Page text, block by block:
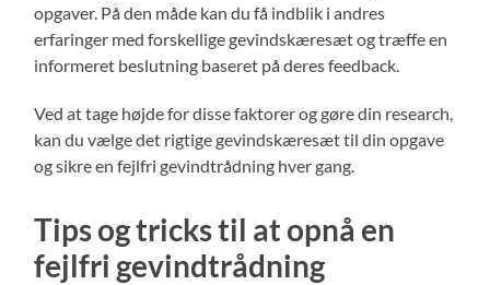
opgaver. På den måde kan du få indblik i andres
erfaringer med forskellige gevindskæresæt og træffe en
informeret beslutning baseret på deres feedback.
Ved at tage højde for disse faktorer og gøre din research,
kan du vælge det rigtige gevindskæresæt til din opgave
og sikre en fejlfri gevindtrådning hver gang.
Tips og tricks til at opnå en
fejlfri gevindtrådning